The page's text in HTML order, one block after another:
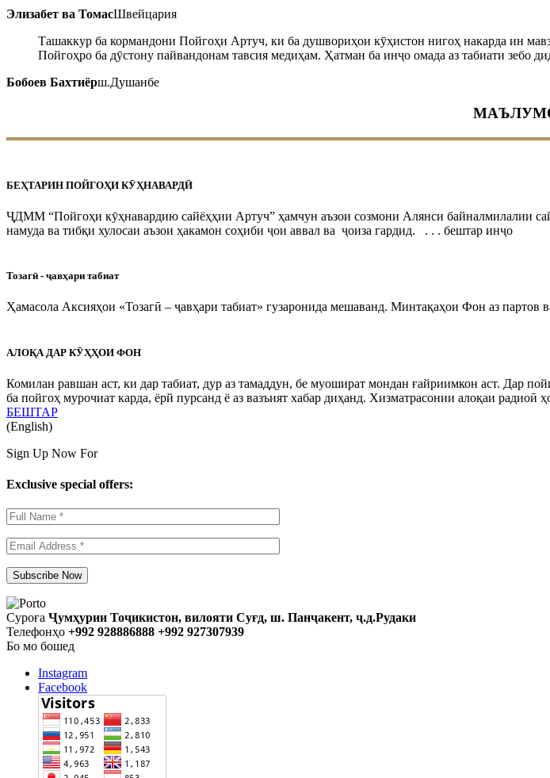
Элизабет ва ТомасШвейцария
Ташаккур ба кормандони Пойгоҳи Артуч, ки ба душвориҳои кӯҳистон нигоҳ накарда ин
Пойгоҳро ба дӯстону пайвандонам тавсия медиҳам. Ҳатман ба инҷо омада аз табиати зебо
Бобоев Бахтиёрш.Душанбе
БЕҲТАРИН ПОЙГОҲИ КӮҲНАВАРДӢ
ҶДММ “Пойгоҳи кӯҳнавардию сайёҳҳии Артуч” ҳамчун аъзои созмони Алянси байналмилалии
намуда ва тибқи хулосаи аъзои ҳакамон соҳиби ҷои аввал ва ҷоиза гардид. . . . бештар инҷо
Тозагӣ - ҷавҳари табиат
Ҳамасола Аксияҳои «Тозагӣ – ҷавҳари табиат» гузаронида мешаванд. Минтақаҳои Фон аз партов
АЛОҚА ДАР КӮҲҲОИ ФОН
Комилан равшан аст, ки дар табиат, дур аз тамаддун, бе муошират мондан ғайриимкон аст. Дар
ба пойгоҳ мурочиат карда, ёрй пурсанд ё аз вазъият хабар диҳанд. Хизматрасонии алоқаи радиоӣ
БЕШТАР
(English)
Sign Up Now For
Exclusive special offers:
Суроға Ҷумҳурии Тоҷикистон, вилояти Суғд, ш. Панҷакент, ҷ.д.Рудаки
Телефонҳо +992 928886888 +992 927307939
Бо мо бошед
Instagram
Facebook